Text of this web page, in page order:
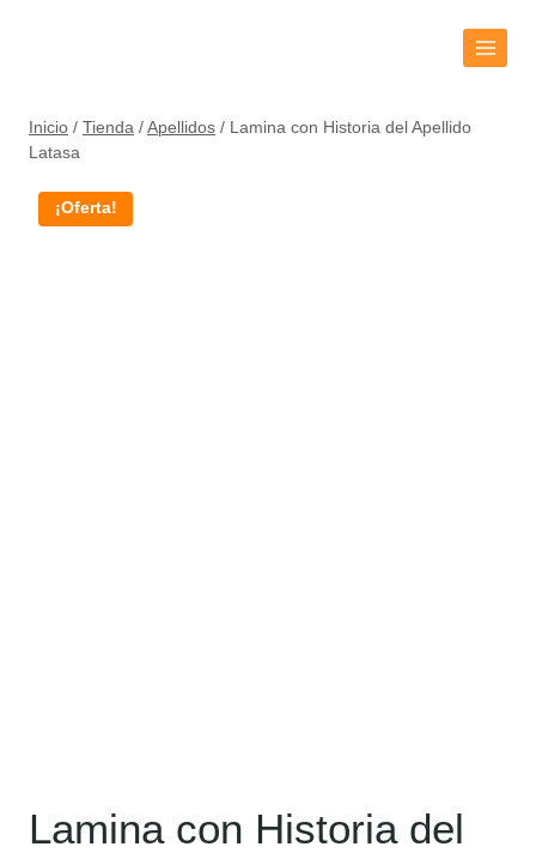
Inicio / Tienda / Apellidos / Lamina con Historia del Apellido
Latasa
¡Oferta!
Lamina con Historia del